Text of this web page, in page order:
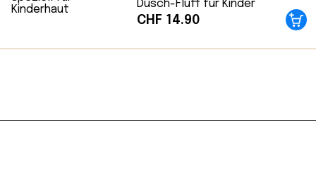
Dusch-Fluff für Kinder
CHF 14.90